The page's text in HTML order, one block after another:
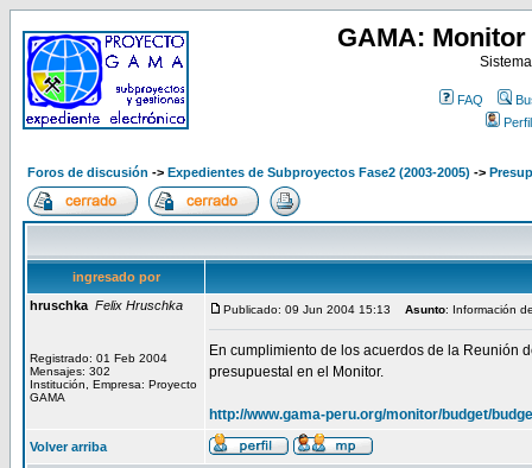
GAMA:
FAQ
Perfil
Foros de discusión -> Expedientes de Subproyectos Fase2 (2003-2005) ->
ingresado por
hruschka Felix Hruschka
Registrado: 01 Feb 2004
Mensajes: 302
Institución, Empresa: Proyecto
GAMA
Publicado: 09 Jun 2004 15:13 Asunto: Información
En cumplimiento de los acuerdos de la Reunión
presupuestal en el Monitor.
http://www.gama-peru.org/monitor/budget/
Volver arriba